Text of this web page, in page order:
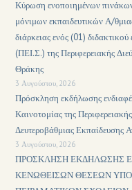
Κύρωση ενοποιημένων
μόνιμων εκπαιδευτικών Α/
διάρκειας ενός (01)
(ΠΕΙ.Σ.) της Περιφερειακής
Θράκης
3 Αυγούστου, 2026
Πρόσκληση εκδήλωσης
Καινοτομίας της
Δευτεροβάθμιας
3 Αυγούστου, 2026
ΠΡΟΣΚΛΗΣΗ ΕΚΔΗΛΩΣΗΣ
ΚΕΝΩΘΕΙΣΩΝ ΘΕΣΕΩΝ